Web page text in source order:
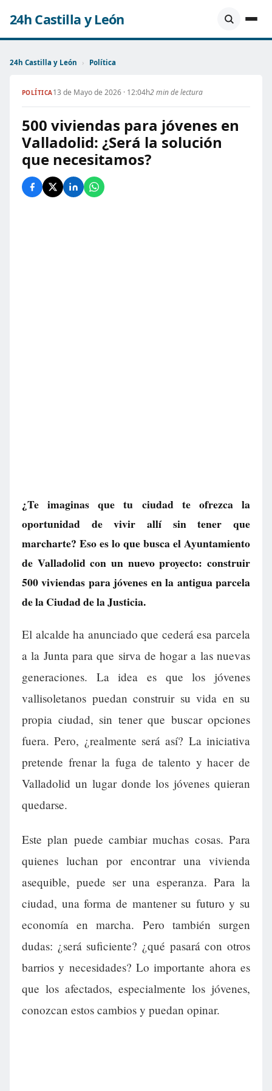
24h Castilla y León
24h Castilla y León › Política
POLÍTICA13 de Mayo de 2026 · 12:04h2 min de lectura
500 viviendas para jóvenes en
Valladolid: ¿Será la solución
que necesitamos?
¿Te imaginas que tu ciudad te ofrezca la
oportunidad de vivir allí sin tener que
marcharte? Eso es lo que busca el Ayuntamiento
de Valladolid con un nuevo proyecto: construir
500 viviendas para jóvenes en la antigua parcela
de la Ciudad de la Justicia.
El alcalde ha anunciado que cederá esa parcela
a la Junta para que sirva de hogar a las nuevas
generaciones. La idea es que los jóvenes
vallisoletanos puedan construir su vida en su
propia ciudad, sin tener que buscar opciones
fuera. Pero, ¿realmente será así? La iniciativa
pretende frenar la fuga de talento y hacer de
Valladolid un lugar donde los jóvenes quieran
quedarse.
Este plan puede cambiar muchas cosas. Para
quienes luchan por encontrar una vivienda
asequible, puede ser una esperanza. Para la
ciudad, una forma de mantener su futuro y su
economía en marcha. Pero también surgen
dudas: ¿será suficiente? ¿qué pasará con otros
barrios y necesidades? Lo importante ahora es
que los afectados, especialmente los jóvenes,
conozcan estos cambios y puedan opinar.